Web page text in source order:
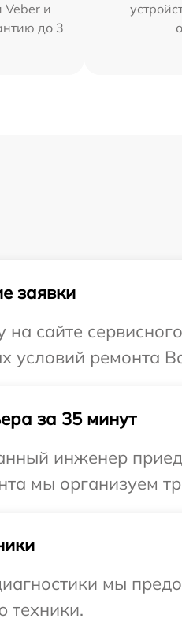
Veber и
до 3
заявки
на сайте
условий ремонта
за 35 минут
инженер
мы организуем
мы
техники.